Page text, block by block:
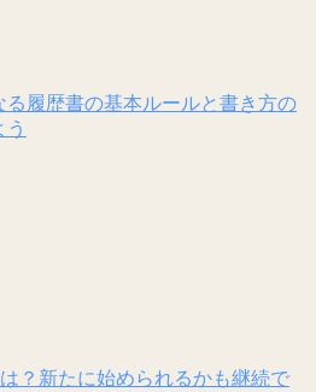
る履歴書の基本ルールと書き方の
？新たに始められるかも継続で